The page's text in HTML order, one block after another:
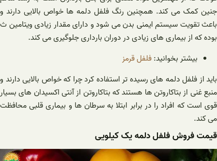
جنین کمک می کند. همچنین رنگ فلفل دلمه ها خواص بالایی دارند و
باعث تقویت سیستم ایمنی بدن می شود‌ و دارای مقدار زیادی ویتامین ث
بوده که از بیماری های زیادی در دوران بارداری جلوگیری می کند.
بیشتر بخوانید:فلفل قرمز
باید از فلفل دلمه های رسیده تر استفاده کرد چرا که خواص بالایی دارند و
منبع غنی از بتاکاروتن ها هستند که بتاکاروتن از آنتی اکسیدان های بسیار
قوی است که افراد را در برابر ابتلا به سرطان ها و بیماری قلبی محافظت
می کند.
قیمت فروش فلفل دلمه یک کیلویی